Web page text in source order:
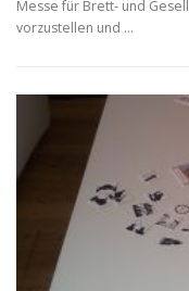
Messe für Brett- und
vorzustellen und …